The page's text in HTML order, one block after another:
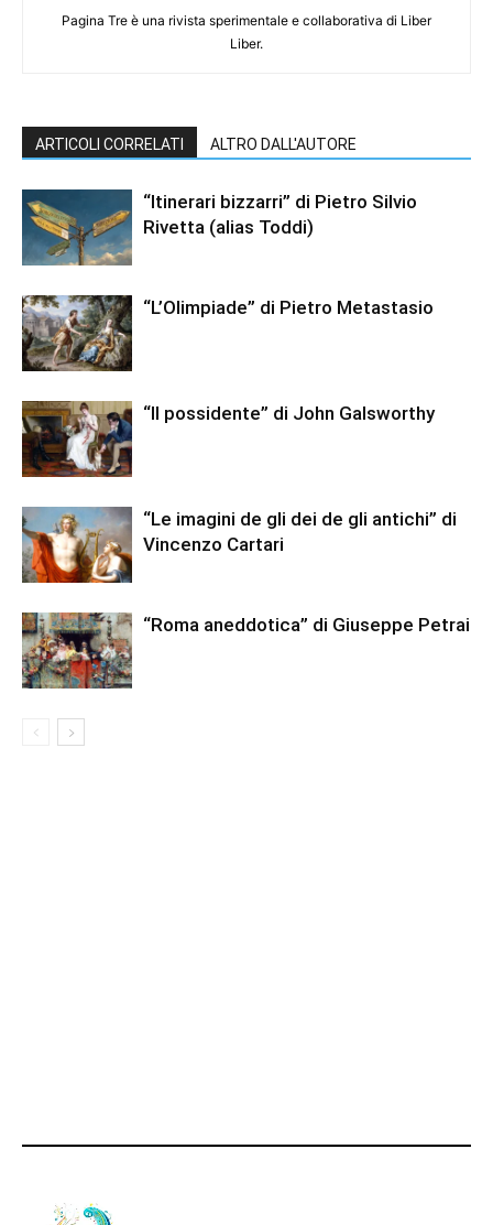
Pagina Tre è una rivista sperimentale e collaborativa di Liber
Liber.
ARTICOLI CORRELATI ALTRO DALL'AUTORE
“Itinerari bizzarri” di Pietro Silvio
Rivetta (alias Toddi)
“L’Olimpiade” di Pietro Metastasio
“Il possidente” di John Galsworthy
“Le imagini de gli dei de gli antichi” di
Vincenzo Cartari
“Roma aneddotica” di Giuseppe Petrai